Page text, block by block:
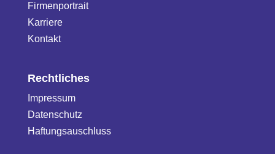
Firmenportrait
Karriere
Kontakt
Rechtliches
Impressum
Datenschutz
Haftungsauschluss